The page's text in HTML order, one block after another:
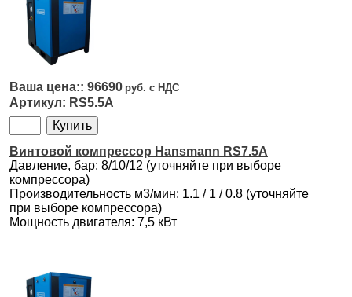
96690
RS5.5А
Винтовой компрессор Hansmann RS7.5A
Давление, бар: 8/10/12 (уточняйте при выборе
компрессора)
Производительность м3/мин: 1.1 / 1 / 0.8 (уточняйте
при выборе компрессора)
Мощность двигателя: 7,5 кВт